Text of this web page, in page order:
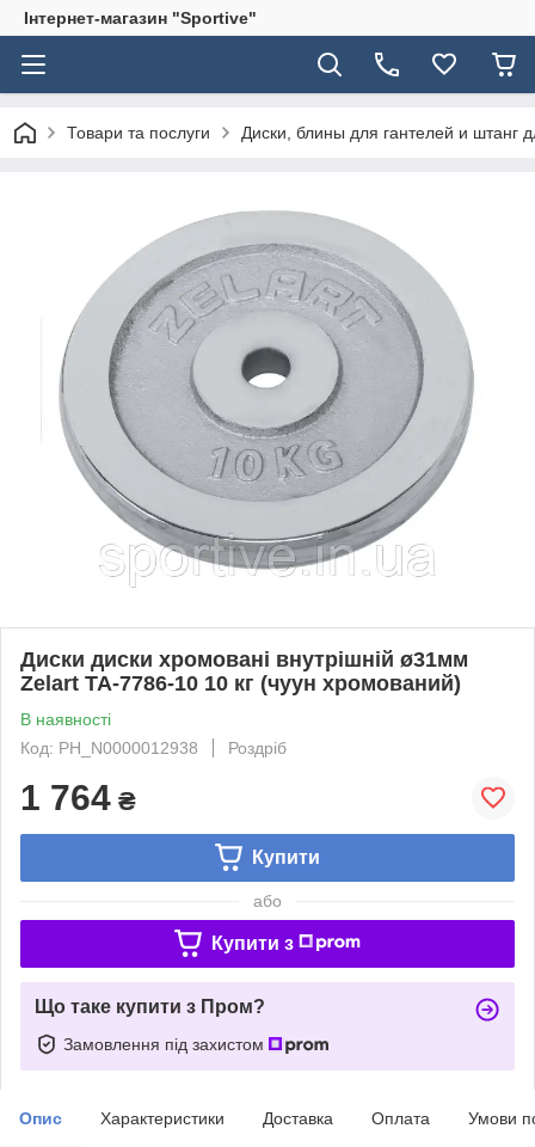
Інтернет-магазин "Sportive"
Товари та послуги Диски, блины для гантелей и штанг
Диски диски хромовані внутрішній ø31мм
Zelart TA-7786-10 10 кг (чуун хромований)
В наявності
Код: PH_N0000012938
Роздріб
1 764 ₴
Купити
або
Купити з
Що таке купити з Пром?
Замовлення під захистом
Опис Характеристики Доставка Оплата Умови